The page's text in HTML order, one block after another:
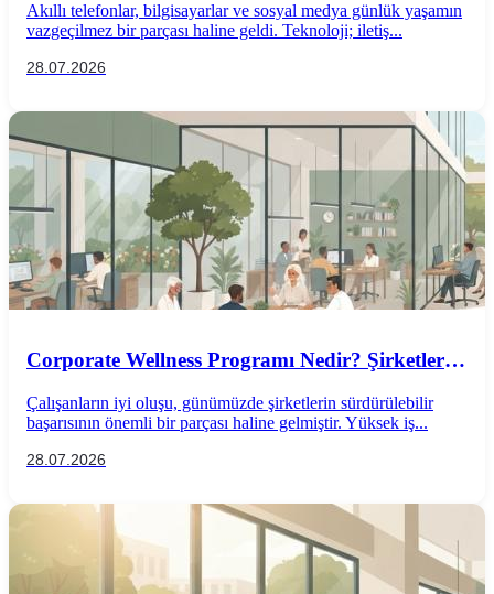
Akıllı telefonlar, bilgisayarlar ve sosyal medya günlük yaşamın
vazgeçilmez bir parçası haline geldi. Teknoloji; iletiş...
28.07.2026
Corporate Wellness Programı Nedir? Şirketler
Çalışanların iyi oluşu, günümüzde şirketlerin sürdürülebilir
başarısının önemli bir parçası haline gelmiştir. Yüksek iş...
28.07.2026